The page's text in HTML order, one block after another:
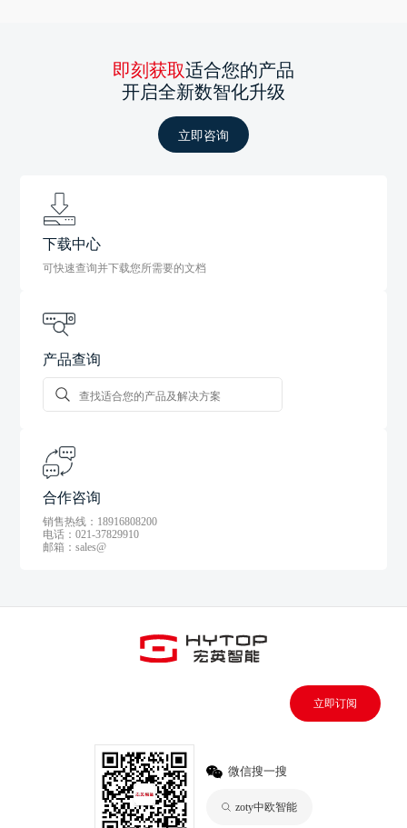
即刻获取适合您的产品
开启全新数智化升级
立即咨询
下载中心
可快速查询并下载您所需要的文档
产品查询
合作咨询
销售热线：18916808200
电话：021-37829910
邮箱：sales@
立即订阅
微信搜一搜
zoty中欧智能